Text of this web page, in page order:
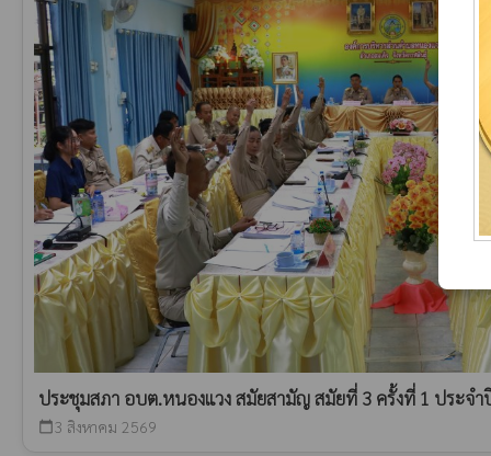
ประชุมสภา อบต.หนองแวง สมัยสามัญ สมัยที่ 3 ครั้งที่ 1 ประจำ
calendar_today 3 สิงหาคม 2569